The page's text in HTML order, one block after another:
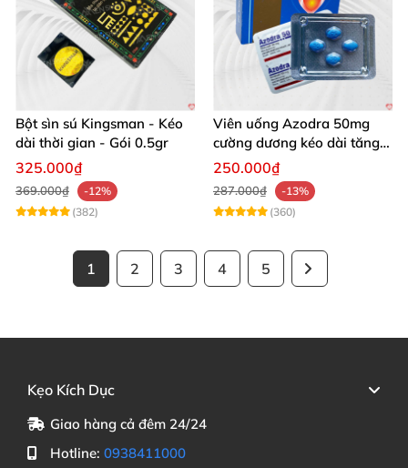
Bột sìn sú Kingsman - Kéo
dài thời gian - Gói 0.5gr
325.000₫
369.000₫
-12%
(382)
Viên uống Azodra 50mg
cường dương kéo dài tăng
sinh lý nam
250.000₫
287.000₫
-13%
(360)
1 2 3 4 5
Kẹo Kích Dục
Giao hàng cả đêm 24/24
Hotline: 0938411000